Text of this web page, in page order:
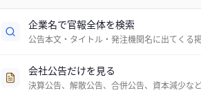
企業名で官報全体を検索
公告本文・タイトル・発注機関名に出てくる
会社公告だけを見る
決算公告、解散公告、合併公告、資本減少な